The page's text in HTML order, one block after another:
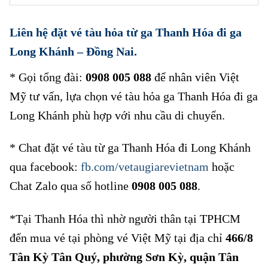
Liên hệ đặt vé tàu hỏa từ ga Thanh Hóa đi ga
Long Khánh – Đồng Nai.
* Gọi tổng đài: 0908 005 088 để nhân viên Việt
Mỹ tư vấn, lựa chọn vé tàu hỏa ga Thanh Hóa đi ga
Long Khánh phù hợp với nhu cầu di chuyển.
* Chat đặt vé tàu từ ga Thanh Hóa đi Long Khánh
qua facebook: fb.com/vetaugiarevietnam hoặc
Chat Zalo qua số hotline 0908 005 088.
*Tại Thanh Hóa thì nhờ người thân tại TPHCM
đến mua vé tại phòng vé Việt Mỹ tại địa chỉ 466/8
Tân Kỳ Tân Quý, phường Sơn Kỳ, quận Tân